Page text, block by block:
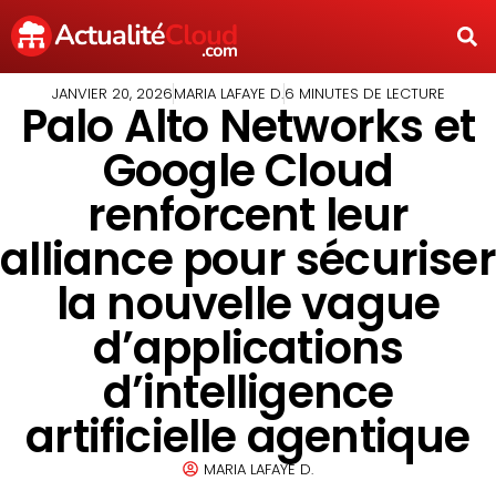
JANVIER 20, 2026MARIA LAFAYE D.6 MINUTES DE LECTURE
Palo Alto Networks et
Google Cloud
renforcent leur
alliance pour sécuriser
la nouvelle vague
d’applications
d’intelligence
artificielle agentique
MARIA LAFAYE D.